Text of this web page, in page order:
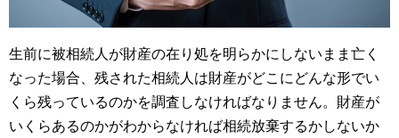
生前に被相続人が財産の在り処を明らかにしないまま亡く
なった場合、残された相続人は財産がどこにどんな形でい
くら残っているのかを調査しなければなりません。財産が
いくらあるのかがわからなければ相続放棄するかしないか